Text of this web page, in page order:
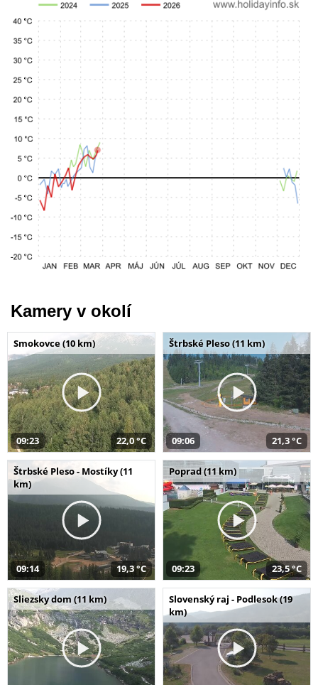
Kamery v okolí
Smokovce (10 km)
09:23 22,0 °C
Štrbské Pleso (11 km)
09:06 21,3 °C
Štrbské Pleso - Mostíky (11
km)
09:14 19,3 °C
Poprad (11 km)
09:23 23,5 °C
Sliezsky dom (11 km)
Slovenský raj - Podlesok (19
km)